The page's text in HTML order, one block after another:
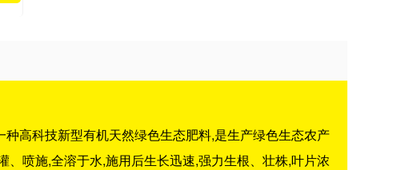
高科技新型有机天然绿色生态肥料,是生产绿色生态农产
、喷施,全溶于水,施用后生长迅速,强力生根、壮株,叶片浓